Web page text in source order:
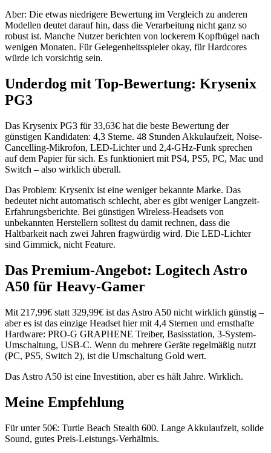
Aber: Die etwas niedrigere Bewertung im Vergleich zu anderen
Modellen deutet darauf hin, dass die Verarbeitung nicht ganz so
robust ist. Manche Nutzer berichten von lockerem Kopfbügel nach
wenigen Monaten. Für Gelegenheitsspieler okay, für Hardcores
würde ich vorsichtig sein.
Underdog mit Top-Bewertung: Krysenix
PG3
Das Krysenix PG3 für 33,63€ hat die beste Bewertung der
günstigen Kandidaten: 4,3 Sterne. 48 Stunden Akkulaufzeit, Noise-
Cancelling-Mikrofon, LED-Lichter und 2,4-GHz-Funk sprechen
auf dem Papier für sich. Es funktioniert mit PS4, PS5, PC, Mac und
Switch – also wirklich überall.
Das Problem: Krysenix ist eine weniger bekannte Marke. Das
bedeutet nicht automatisch schlecht, aber es gibt weniger Langzeit-
Erfahrungsberichte. Bei günstigen Wireless-Headsets von
unbekannten Herstellern solltest du damit rechnen, dass die
Haltbarkeit nach zwei Jahren fragwürdig wird. Die LED-Lichter
sind Gimmick, nicht Feature.
Das Premium-Angebot: Logitech Astro
A50 für Heavy-Gamer
Mit 217,99€ statt 329,99€ ist das Astro A50 nicht wirklich günstig –
aber es ist das einzige Headset hier mit 4,4 Sternen und ernsthafte
Hardware: PRO-G GRAPHENE Treiber, Basisstation, 3-System-
Umschaltung, USB-C. Wenn du mehrere Geräte regelmäßig nutzt
(PC, PS5, Switch 2), ist die Umschaltung Gold wert.
Das Astro A50 ist eine Investition, aber es hält Jahre. Wirklich.
Meine Empfehlung
Für unter 50€: Turtle Beach Stealth 600. Lange Akkulaufzeit, solide
Sound, gutes Preis-Leistungs-Verhältnis.